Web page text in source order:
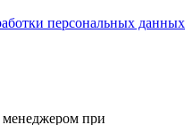
персональных данных
менеджером при